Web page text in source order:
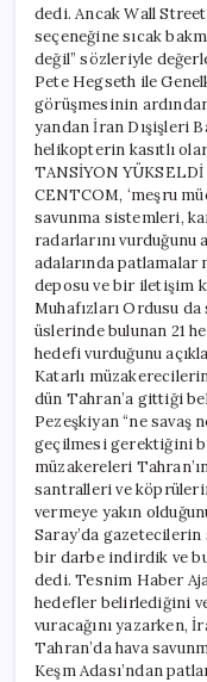
dedi. Ancak Wall
seçeneğine sıcak
değil” sözleriyle
Pete Hegseth ile
görüşmesinin
yandan İran Dışişleri
helikopterin kasıtlı
TANSİYON YÜKSELDİ
CENTCOM, ‘meşru
savunma sistemleri,
radarlarını vurduğunu
adalarında patlamalar
deposu ve bir iletişim
Muhafızları Ordusu
üslerinde bulunan 21
hedefi vurduğunu
Katarlı
dün Tahran’a gittiği
Pezeşkiyan “ne savaş
geçilmesi gerektiğini
müzakereleri
santralleri ve
vermeye yakın
Saray’da gazetecilerin
bir darbe indirdik ve
dedi. Tesnim Haber
hedefler belirlediğini
vuracağını yazarken,
Tahran’da hava
Keşm Adası’ndan